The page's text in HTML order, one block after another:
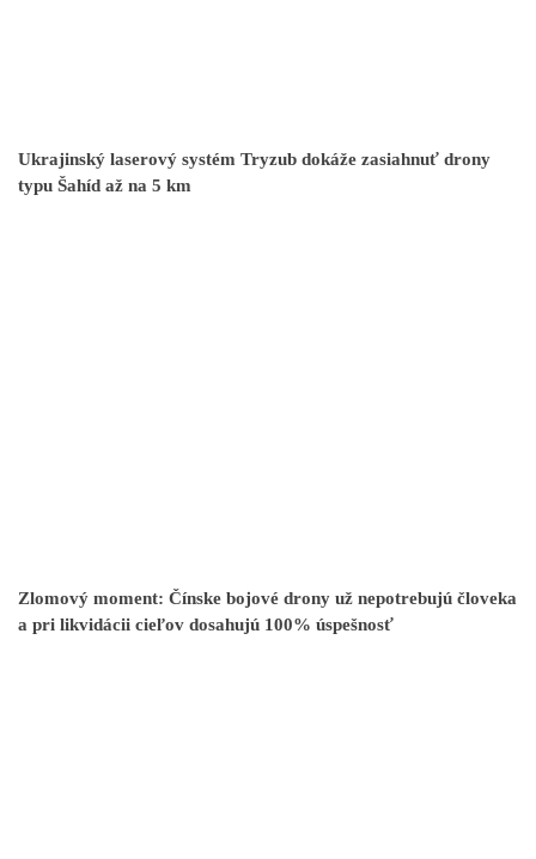
Ukrajinský laserový systém Tryzub dokáže zasiahnuť drony
typu Šahíd až na 5 km
Zlomový moment: Čínske bojové drony už nepotrebujú človeka
a pri likvidácii cieľov dosahujú 100% úspešnosť